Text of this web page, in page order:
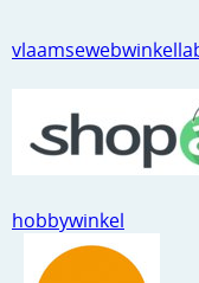
Papier en karton
Ribbelaar
Snijmaterialen
hobbywinkel